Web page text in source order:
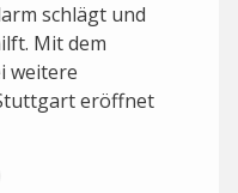
schlägt und
Mit dem
weitere
eröffnet